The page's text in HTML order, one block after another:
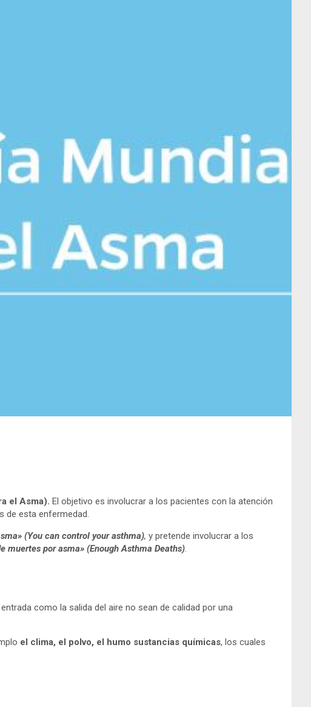
el Asma). El objetivo es involucrar a los pacientes con la atención
de esta enfermedad.
(You can control your asthma), y pretende involucrar a los
muertes por asma» (Enough Asthma Deaths).
como la salida del aire no sean de calidad por una
el clima, el polvo, el humo sustancias químicas, los cuales